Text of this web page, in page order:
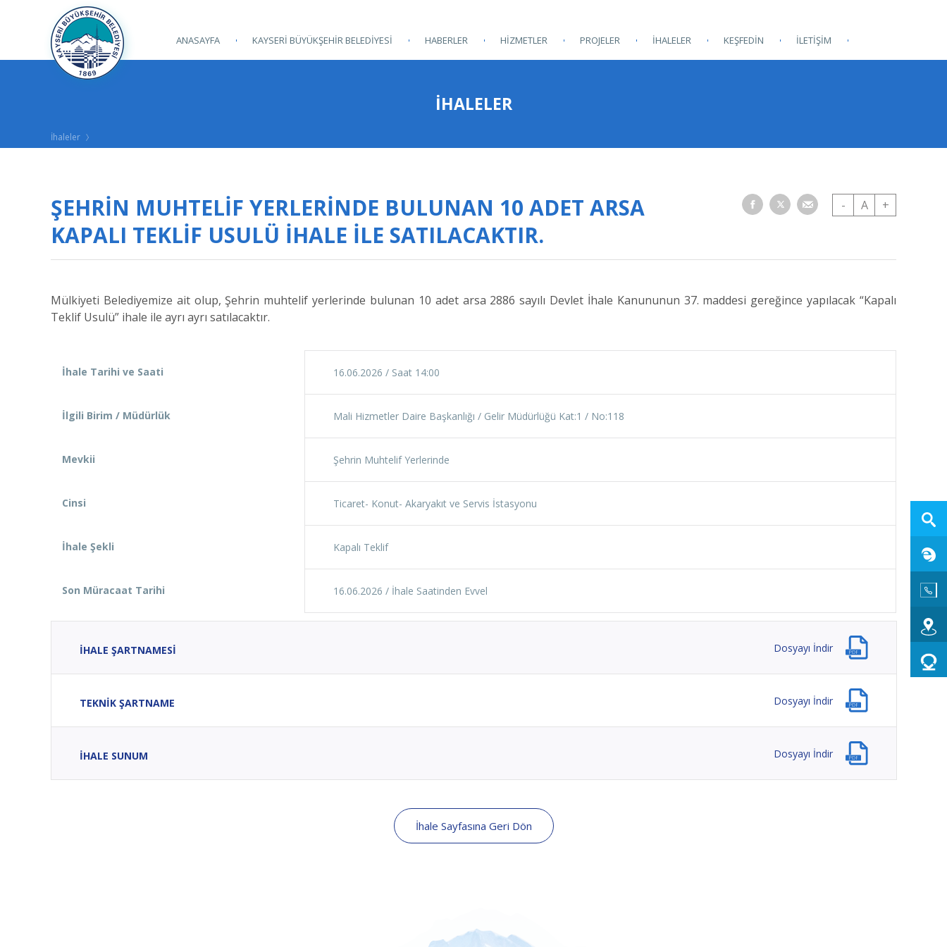
ANASAYFA KAYSERİ BÜYÜKŞEHİR BELEDİYESİ HABERLER HİZMETLER PROJELER İHALELER KEŞFEDİN İLETİŞİM
İHALELER
İhaleler
ŞEHRİN MUHTELİF YERLERİNDE BULUNAN 10 ADET ARSA
KAPALI TEKLİF USULÜ İHALE İLE SATILACAKTIR.
- A +
Mülkiyeti Belediyemize ait olup, Şehrin muhtelif yerlerinde bulunan 10 adet arsa 2886 sayılı Devlet İhale Kanununun 37. maddesi gereğince yapılacak “Kapalı
Teklif Usulü” ihale ile ayrı ayrı satılacaktır.
İhale Tarihi ve Saati 16.06.2026 / Saat 14:00
İlgili Birim / Müdürlük Mali Hizmetler Daire Başkanlığı / Gelir Müdürlüğü Kat:1 / No:118
Mevkii Şehrin Muhtelif Yerlerinde
Cinsi Ticaret- Konut- Akaryakıt ve Servis İstasyonu
İhale Şekli Kapalı Teklif
Son Müracaat Tarihi 16.06.2026 / İhale Saatinden Evvel
İHALE ŞARTNAMESİ Dosyayı İndir
TEKNİK ŞARTNAME Dosyayı İndir
İHALE SUNUM Dosyayı İndir
İhale Sayfasına Geri Dön